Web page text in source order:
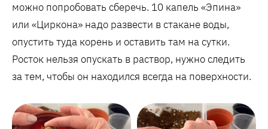
можно попробовать сберечь. 10 капель «Эпина»
или «Циркона» надо развести в стакане воды,
опустить туда корень и оставить там на сутки.
Росток нельзя опускать в раствор, нужно следить
за тем, чтобы он находился всегда на поверхности.